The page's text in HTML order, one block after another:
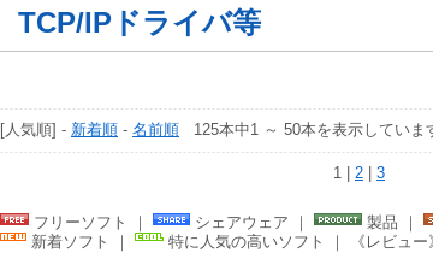
TCP/IPドライバ等
[人気順] - 新着順 - 名前順 125本中1 ～ 50本を表示していま
1 | 2 | 3
フリーソフト ｜ シェアウェア ｜ 製品 ｜
新着ソフト ｜
特に人気の高いソフト ｜ 《レビュ